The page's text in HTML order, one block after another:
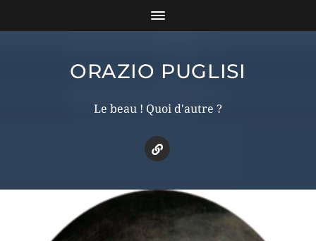
ORAZIO PUGLISI
Le beau ! Quoi d'autre ?